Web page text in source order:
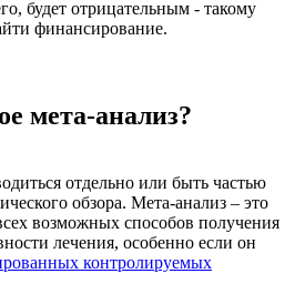
будет отрицательным - такому
финансирование.
мета-анализ?
отдельно или быть частью
обзора. Мета-анализ – это
возможных способов получения
лечения, особенно если он
контролируемых